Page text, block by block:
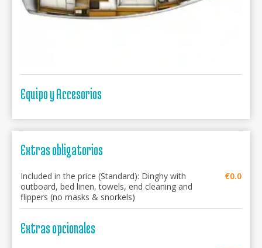
Equipo y Accesorios
Extras obligatorios
Included in the price (Standard): Dinghy with
outboard, bed linen, towels, end cleaning and
flippers (no masks & snorkels)
€0.0
Extras opcionales